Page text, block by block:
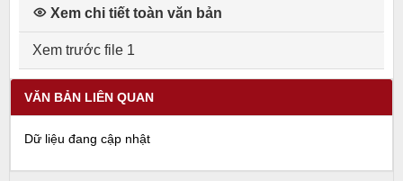
Xem chi tiết toàn văn bản
Xem trước file 1
VĂN BẢN LIÊN QUAN
Dữ liệu đang cập nhật